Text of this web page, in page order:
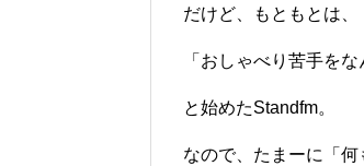
だけど、もともとは、
「おしゃべり苦手をな
と始めたStandfm。
なので、たまーに「何